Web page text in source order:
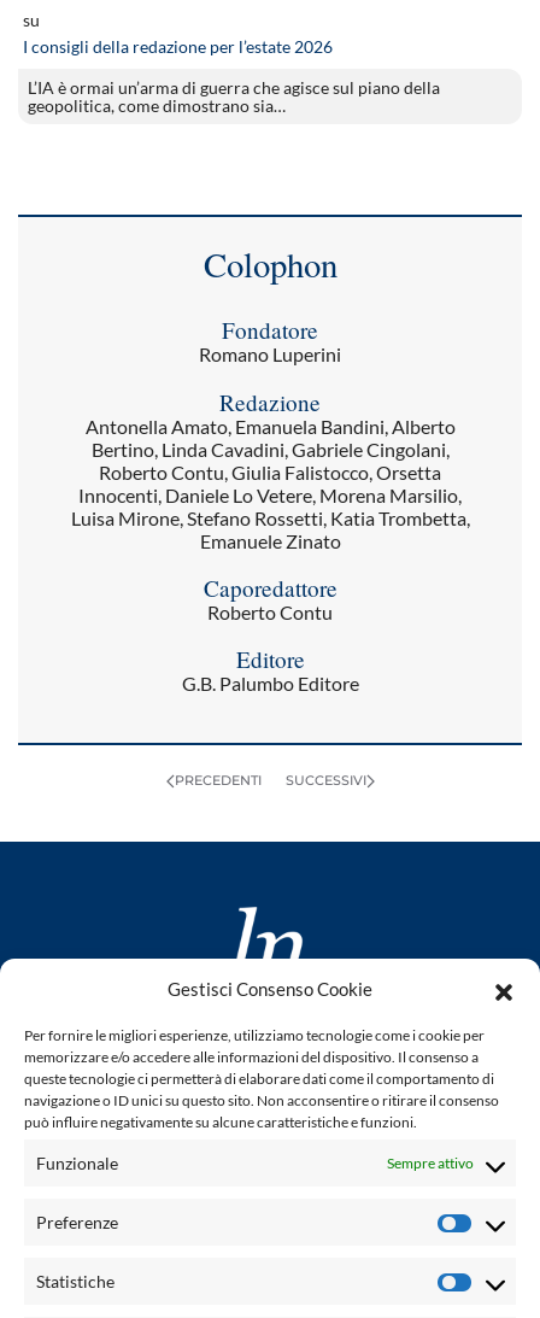
Gestisci Consenso Cookie
Per fornire le migliori esperienze, utilizziamo tecnologie come i cookie per
memorizzare e/o accedere alle informazioni del dispositivo. Il consenso a
queste tecnologie ci permetterà di elaborare dati come il comportamento di
navigazione o ID unici su questo sito. Non acconsentire o ritirare il consenso
può influire negativamente su alcune caratteristiche e funzioni.
Funzionale Sempre attivo
Preferenze
Statistiche
su
I consigli della redazione per l’estate 2026
L’IA è ormai un’arma di guerra che agisce sul piano della
geopolitica, come dimostrano sia…
Colophon
Fondatore
Romano Luperini
Redazione
Antonella Amato, Emanuela Bandini, Alberto
Bertino, Linda Cavadini, Gabriele Cingolani,
Roberto Contu, Giulia Falistocco, Orsetta
Innocenti, Daniele Lo Vetere, Morena Marsilio,
Luisa Mirone, Stefano Rossetti, Katia Trombetta,
Emanuele Zinato
Caporedattore
Roberto Contu
Editore
G.B. Palumbo Editore
PRECEDENTI SUCCESSIVI
www.laletteraturaenoi.it
fondato da Romano Luperini
Questo blog non rappresenta una testata giornalistica in
quanto viene aggiornato senza alcuna periodicità. Non può
legge n° 62 del 7.03.2001. L'autore non è responsabile per